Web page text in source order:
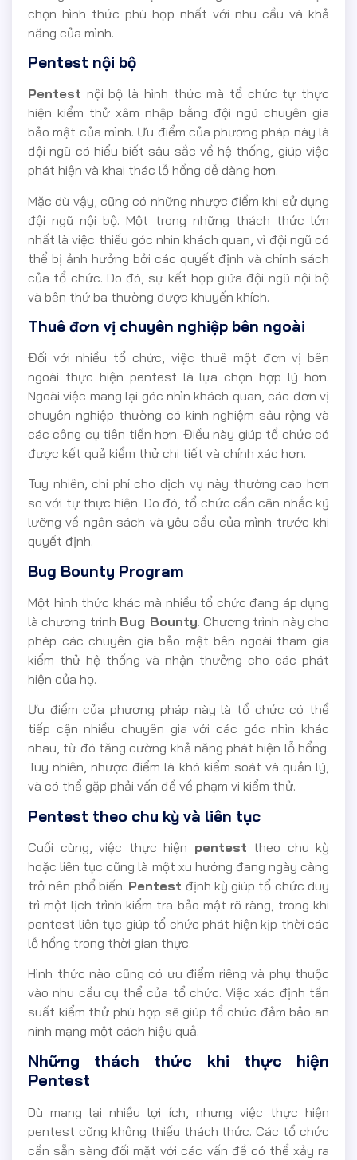
chọn hình thức phù hợp nhất với nhu cầu và khả
năng của mình.
Pentest nội bộ
Pentest nội bộ là hình thức mà tổ chức tự thực
hiện kiểm thử xâm nhập bằng đội ngũ chuyên gia
bảo mật của mình. Ưu điểm của phương pháp này là
đội ngũ có hiểu biết sâu sắc về hệ thống, giúp việc
phát hiện và khai thác lỗ hổng dễ dàng hơn.
Mặc dù vậy, cũng có những nhược điểm khi sử dụng
đội ngũ nội bộ. Một trong những thách thức lớn
nhất là việc thiếu góc nhìn khách quan, vì đội ngũ có
thể bị ảnh hưởng bởi các quyết định và chính sách
của tổ chức. Do đó, sự kết hợp giữa đội ngũ nội bộ
và bên thứ ba thường được khuyến khích.
Thuê đơn vị chuyên nghiệp bên ngoài
Đối với nhiều tổ chức, việc thuê một đơn vị bên
ngoài thực hiện pentest là lựa chọn hợp lý hơn.
Ngoài việc mang lại góc nhìn khách quan, các đơn vị
chuyên nghiệp thường có kinh nghiệm sâu rộng và
các công cụ tiên tiến hơn. Điều này giúp tổ chức có
được kết quả kiểm thử chi tiết và chính xác hơn.
Tuy nhiên, chi phí cho dịch vụ này thường cao hơn
so với tự thực hiện. Do đó, tổ chức cần cân nhắc kỹ
lưỡng về ngân sách và yêu cầu của mình trước khi
quyết định.
Bug Bounty Program
Một hình thức khác mà nhiều tổ chức đang áp dụng
là chương trình Bug Bounty. Chương trình này cho
phép các chuyên gia bảo mật bên ngoài tham gia
kiểm thử hệ thống và nhận thưởng cho các phát
hiện của họ.
Ưu điểm của phương pháp này là tổ chức có thể
tiếp cận nhiều chuyên gia với các góc nhìn khác
nhau, từ đó tăng cường khả năng phát hiện lỗ hổng.
Tuy nhiên, nhược điểm là khó kiểm soát và quản lý,
và có thể gặp phải vấn đề về phạm vi kiểm thử.
Pentest theo chu kỳ và liên tục
Cuối cùng, việc thực hiện pentest theo chu kỳ
hoặc liên tục cũng là một xu hướng đang ngày càng
trở nên phổ biến. Pentest định kỳ giúp tổ chức duy
trì một lịch trình kiểm tra bảo mật rõ ràng, trong khi
pentest liên tục giúp tổ chức phát hiện kịp thời các
lỗ hổng trong thời gian thực.
Hình thức nào cũng có ưu điểm riêng và phụ thuộc
vào nhu cầu cụ thể của tổ chức. Việc xác định tần
suất kiểm thử phù hợp sẽ giúp tổ chức đảm bảo an
ninh mạng một cách hiệu quả.
Những thách thức khi thực hiện
Pentest
Dù mang lại nhiều lợi ích, nhưng việc thực hiện
pentest cũng không thiếu thách thức. Các tổ chức
cần sẵn sàng đối mặt với các vấn đề có thể xảy ra